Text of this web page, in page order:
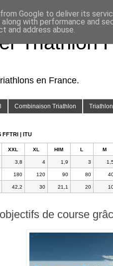
Triathlon
en France.
Combinaison Triathlon
FFTRI | ITU
XXL XL HIM L M
3,8 4 1,9 3
180 120 90 80
42,2 30 21,1 20
de course
Google to deliver its
along with performance and
and address abuse.